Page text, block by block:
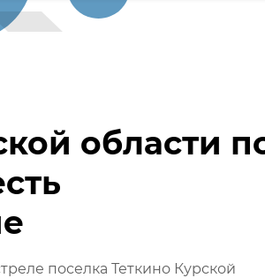
области
поселка Теткино Курской